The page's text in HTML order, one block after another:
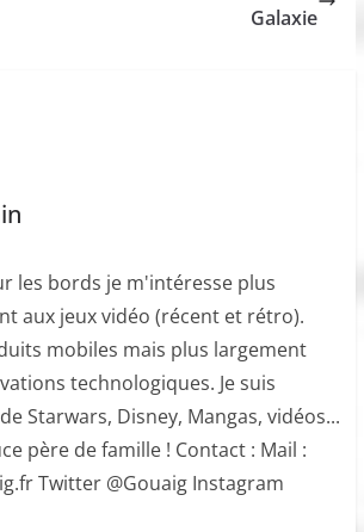
Galaxie
les bords je m'intéresse plus
aux jeux vidéo (récent et rétro).
mobiles mais plus largement
technologiques. Je suis
Starwars, Disney, Mangas, vidéos...
père de famille ! Contact : Mail :
Twitter @Gouaig Instagram